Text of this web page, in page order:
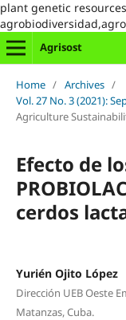
plant genetic
Agrisost
Home / Archives /
Vol. 27 No. 3 (2021):
Agriculture
Efecto de
cerdos
Yurién Ojito López
Dirección UEB Oeste
Matanzas, Cuba.